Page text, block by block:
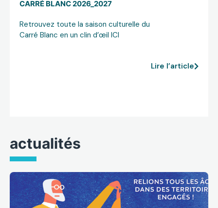
CARRÉ BLANC 2026_2027
Retrouvez toute la saison culturelle du
Carré Blanc en un clin d’œil ICI
Lire l’article
actualités